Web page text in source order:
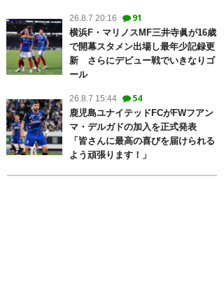
26.8.7 20:16 91
横浜F・マリノスMF三井寺眞が16歳
で開幕スタメン出場し最年少記録更
新 さらにデビュー戦でいきなりゴ
ール
26.8.7 15:44 54
鹿児島ユナイテッドFCがFWフアン
マ・デルガドの加入を正式発表
「皆さんに最高の喜びを届けられる
よう頑張ります！」